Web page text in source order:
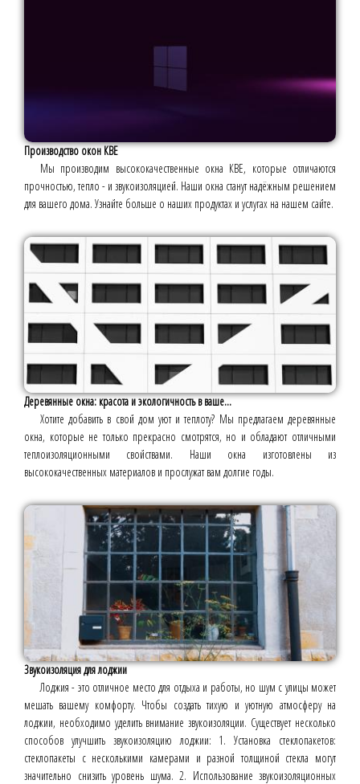
Производство окон КВЕ
Мы производим высококачественные окна КВЕ, которые отличаются
прочностью, тепло - и звукоизоляцией. Наши окна станут надёжным решением
для вашего дома. Узнайте больше о наших продуктах и услугах на нашем сайте.
Деревянные окна: красота и экологичность в ваше...
Хотите добавить в свой дом уют и теплоту? Мы предлагаем деревянные
окна, которые не только прекрасно смотрятся, но и обладают отличными
теплоизоляционными свойствами. Наши окна изготовлены из
высококачественных материалов и прослужат вам долгие годы.
Звукоизоляция для лоджии
Лоджия - это отличное место для отдыха и работы, но шум с улицы может
мешать вашему комфорту. Чтобы создать тихую и уютную атмосферу на
лоджии, необходимо уделить внимание звукоизоляции. Существует несколько
способов улучшить звукоизоляцию лоджии: 1. Установка стеклопакетов:
стеклопакеты с несколькими камерами и разной толщиной стекла могут
значительно снизить уровень шума. 2. Использование звукоизоляционных